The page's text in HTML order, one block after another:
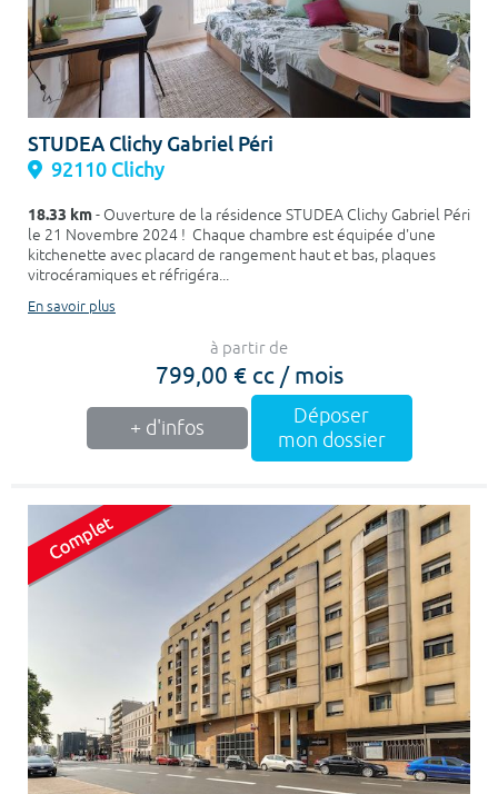
STUDEA Clichy Gabriel Péri
92110 Clichy
18.33 km- Ouverture de la résidence STUDEA Clichy Gabriel Péri
le 21 Novembre 2024 ! Chaque chambre est équipée d'une
kitchenette avec placard de rangement haut et bas, plaques
vitrocéramiques et réfrigéra...
En savoir plus
à partir de
799,00 € cc / mois
+ d'infos
Déposer
mon dossier